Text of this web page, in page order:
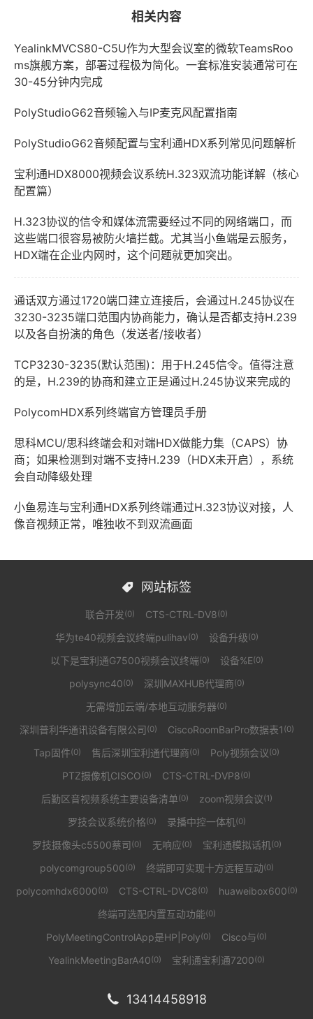
相关内容
YealinkMVCS80-C5U作为大型会议室的微软TeamsRoo
ms旗舰方案，部署过程极为简化。一套标准安装通常可在
30-45分钟内完成
PolyStudioG62音频输入与IP麦克风配置指南
PolyStudioG62音频配置与宝利通HDX系列常见问题解析
宝利通HDX8000视频会议系统H.323双流功能详解（核心
配置篇）
H.323协议的信令和媒体流需要经过不同的网络端口，而
这些端口很容易被防火墙拦截。尤其当小鱼端是云服务，
HDX端在企业内网时，这个问题就更加突出。
通话双方通过1720端口建立连接后，会通过H.245协议在
3230-3235端口范围内协商能力，确认是否都支持H.239
以及各自扮演的角色（发送者/接收者）
TCP3230-3235(默认范围)：用于H.245信令。值得注意
的是，H.239的协商和建立正是通过H.245协议来完成的
PolycomHDX系列终端官方管理员手册
思科MCU/思科终端会和对端HDX做能力集（CAPS）协
商；如果检测到对端不支持H.239（HDX未开启），系统
会自动降级处理
小鱼易连与宝利通HDX系列终端通过H.323协议对接，人
像音视频正常，唯独收不到双流画面
 网站标签
联合开发(0) CTS-CTRL-DV8(0)
华为te40视频会议终端pulihav(0) 设备升级(0)
以下是宝利通G7500视频会议终端(0) 设备%E(0)
polysync40(0) 深圳MAXHUB代理商(0)
无需增加云端/本地互动服务器(0)
深圳普利华通讯设备有限公司(0) CiscoRoomBarPro数据表1 (0)
Tap固件(0) 售后深圳宝利通代理商(0) Poly视频会议(0)
PTZ摄像机CISCO(0) CTS-CTRL-DVP8(0)
后勤区音视频系统主要设备清单(0) zoom视频会议(1)
罗技会议系统价格(0) 录播中控一体机(0)
罗技摄像头c5500蔡司(0) 无响应(0) 宝利通模拟话机(0)
polycomgroup500(0) 终端即可实现十方远程互动(0)
polycomhdx6000(0) CTS-CTRL-DVC8(0) huaweibox600(0)
终端可选配内置互动功能(0)
PolyMeetingControlApp是HP|Poly(0) Cisco与(0)
YealinkMeetingBarA40(0) 宝利通宝利通7200(0)
 13414458918